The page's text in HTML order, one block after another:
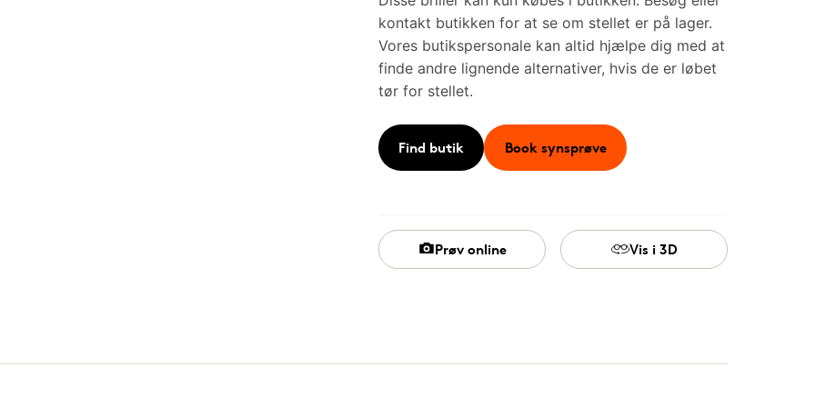
kontakt butikken for at se om stellet er på lager.
Vores butikspersonale kan altid hjælpe dig med at
finde andre lignende alternativer, hvis de er løbet
tør for stellet.
Find butik Book synsprøve
Prøv online Vis i 3D